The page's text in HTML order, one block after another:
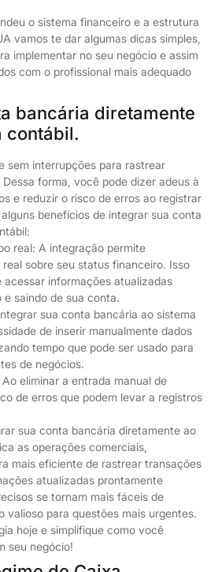
o sistema financeiro e a estrutura
vamos te dar algumas dicas simples,
implementar no seu negócio e assim
com o profissional mais adequado
bancária diretamente
contábil.
sem interrupções para rastrear
forma, você pode dizer adeus à
e reduzir o risco de erros ao registrar
benefícios de integrar sua conta
real: A integração permite
sobre seu status financeiro. Isso
acessar informações atualizadas
e saindo de sua conta.
sua conta bancária ao sistema
de inserir manualmente dados
tempo que pode ser usado para
de negócios.
eliminar a entrada manual de
de erros que podem levar a registros
sua conta bancária diretamente ao
as operações comerciais,
mais eficiente de rastrear transações
atualizadas prontamente
se tornam mais fáceis de
valioso para questões mais urgentes.
hoje e simplifique como você
seu negócio!